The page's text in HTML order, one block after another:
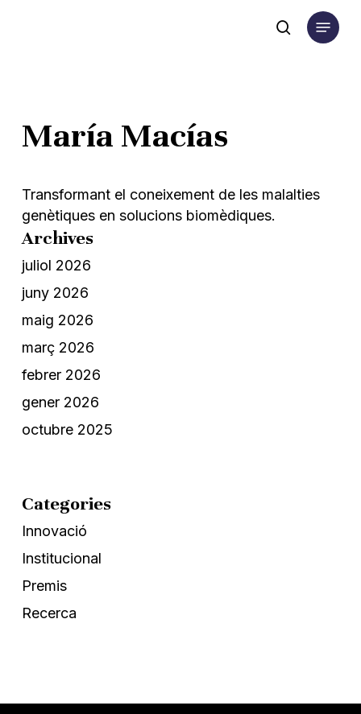
search
Menu
María Macías
Transformant el coneixement de les malalties
genètiques en solucions biomèdiques.
Archives
juliol 2026
juny 2026
maig 2026
març 2026
febrer 2026
gener 2026
octubre 2025
Categories
Innovació
Institucional
Premis
Recerca